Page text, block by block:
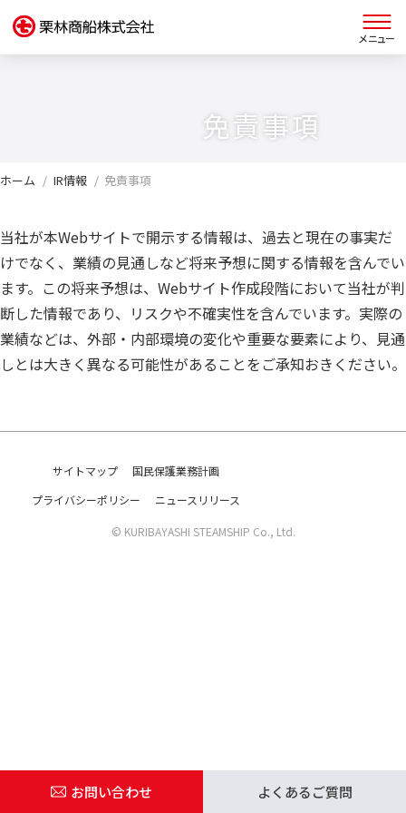
IR情報
サステナビリティ
運航スケジュール
免責事項
ホーム IR情報 免責事項
当社が本Webサイトで開示する情報は、過去と現在の事実だ
けでなく、業績の見通しなど将来予想に関する情報を含んでい
ます。この将来予想は、Webサイト作成段階において当社が判
断した情報であり、リスクや不確実性を含んでいます。実際の
業績などは、外部・内部環境の変化や重要な要素により、見通
しとは大きく異なる可能性があることをご承知おきください。
サイトマップ
国民保護業務計画
プライバシーポリシー
ニュースリリース
© KURIBAYASHI STEAMSHIP Co., Ltd.
お問い合わせ よくあるご質問